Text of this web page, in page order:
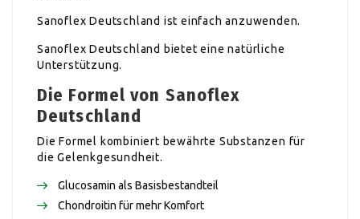
Sanoflex Deutschland ist einfach anzuwenden.
Sanoflex Deutschland bietet eine natürliche
Unterstützung.
Die Formel von Sanoflex
Deutschland
Die Formel kombiniert bewährte Substanzen für
die Gelenkgesundheit.
Glucosamin als Basisbestandteil
Chondroitin für mehr Komfort